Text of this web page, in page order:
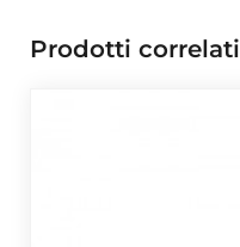
Prodotti correlati